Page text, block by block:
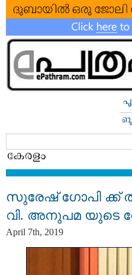
സുരേഷ് ഗോപി ക്ക്
വി. അനുപമ യുടെ
April 7th, 2019